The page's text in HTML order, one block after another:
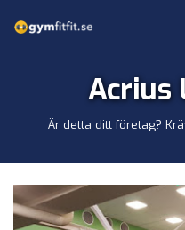
Acrius
Är detta ditt företag?